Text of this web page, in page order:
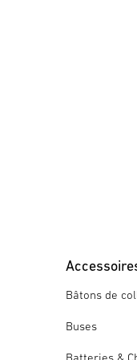
Bâtons de
Buses
Batteries &